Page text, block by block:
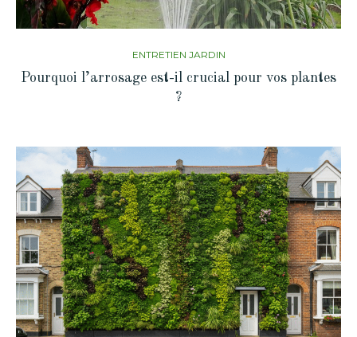
ENTRETIEN JARDIN
Pourquoi l’arrosage est-il crucial pour vos plantes
?